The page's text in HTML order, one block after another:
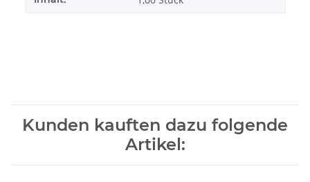
Kunden kauften dazu folgende
Artikel: